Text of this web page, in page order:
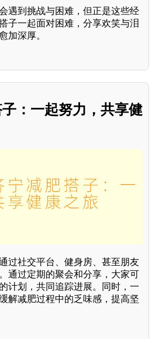
遇到挑战与困难，但正是这些经
子一起面对困难，分享欢笑与泪
加深厚。
：一起努力，共享健
过社交平台、健身房、甚至朋友
通过定期的聚会和分享，大家可
计划，共同追踪进展。同时，一
解减肥过程中的乏味感，提高坚